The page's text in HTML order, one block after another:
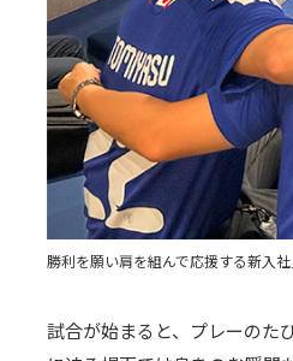
勝利を願い肩を組んで応援する新入
試合が始まると、プレーのた